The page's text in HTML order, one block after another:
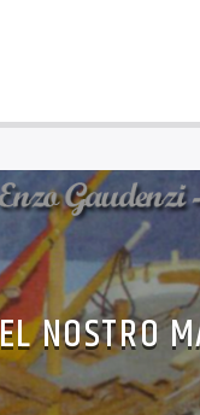
NOSTRO